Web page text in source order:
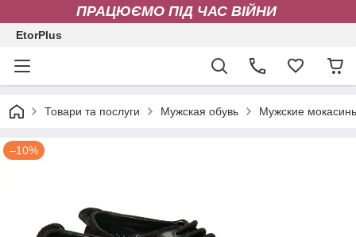
ПРАЦЮЄМО ПІД ЧАС ВІЙНИ
EtorPlus
Товари та послуги Мужская обувь Мужские
–10%